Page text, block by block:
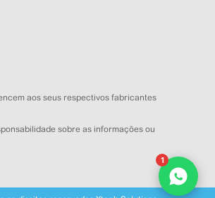
aos seus respectivos fabricantes
sobre as informações ou
Iniciar conversa
1